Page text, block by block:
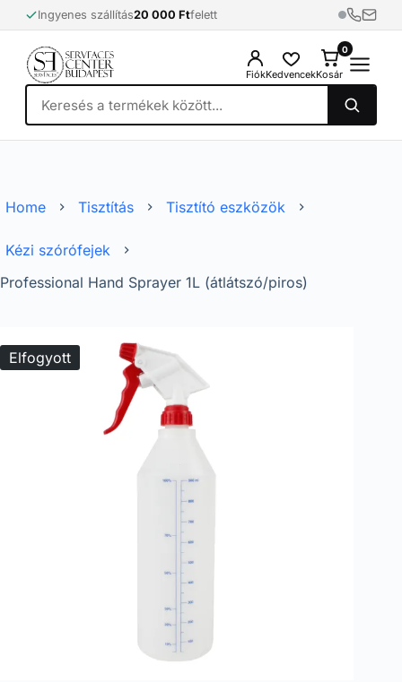
to
content
Ingyenes szállítás20 000 Ftfelett
FiókKedvencekKosár
0
Home Tisztítás Tisztító eszközök
Kézi szórófejek
Professional Hand Sprayer 1L (átlátszó/piros)
Elfogyott